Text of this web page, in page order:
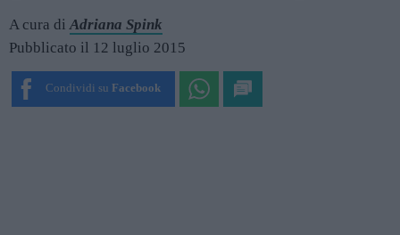
A cura diAdriana Spink
Pubblicato il 12 luglio 2015
Condividi su Facebook